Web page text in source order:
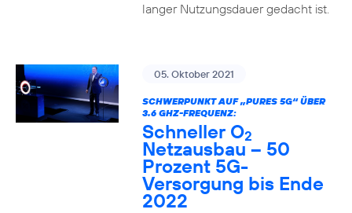
langer Nutzungsdauer gedacht ist.
05. Oktober 2021
SCHWERPUNKT AUF „PURES 5G“ ÜBER
3.6 GHZ-FREQUENZ:
Schneller O2
Netzausbau – 50
Prozent 5G-
Versorgung bis Ende
2022